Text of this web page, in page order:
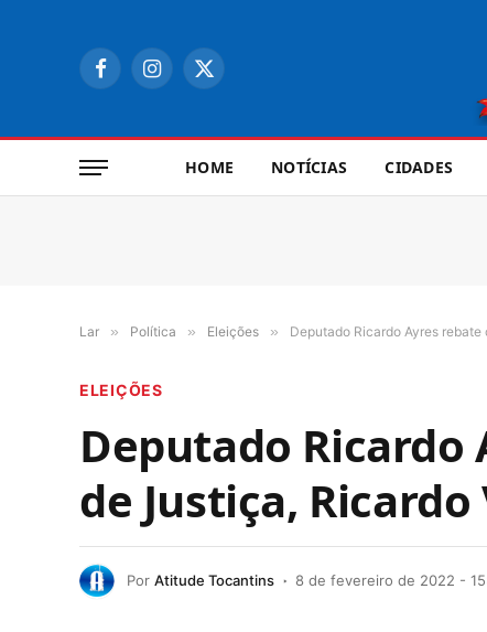
FacebookInstagram
X
HOME NOTÍCIAS CIDADES
Lar » Política » Eleições » Deputado Ricardo Ayres
ELEIÇÕES
Deputado
de Justiça,
Por Atitude Tocantins 8 de fevereiro de 2022 -